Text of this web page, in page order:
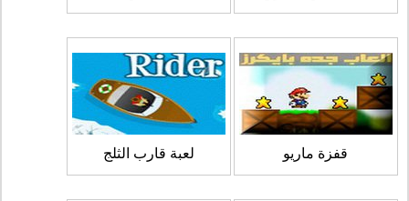
قفزة ماريو لعبة قارب الثلج